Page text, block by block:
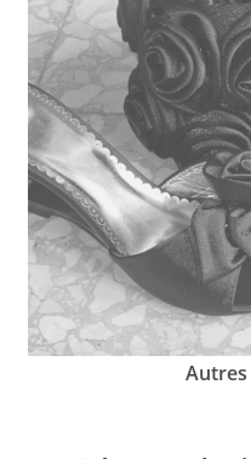
Autres